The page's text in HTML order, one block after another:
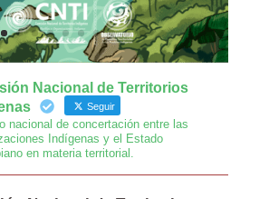
Nacional de Territorios
Seguir
nacional de concertación entre las
Indígenas y el Estado
en materia territorial.